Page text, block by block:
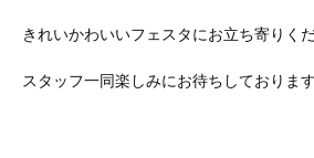
きれいかわいいフェスタにお立ち寄りく
スタッフ一同楽しみにお待ちしております